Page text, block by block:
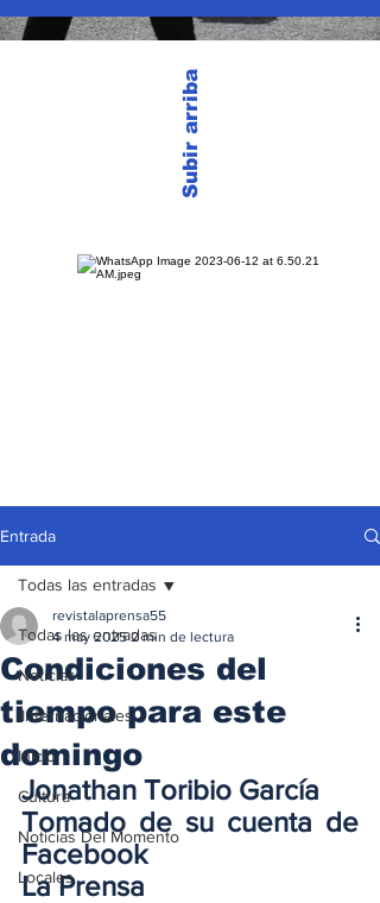
Subir arriba
Entrada
Todas las entradas
Noticias
iInternacionales
Inicio
Cultura
Noticias Del Momento
Locales
Todas las entradas
Condiciones del
tiempo para este
domingo
revistalaprensa55
4 may 2025 2 min de lectura
Jonathan Toribio García
Tomado de su cuenta de
Facebook
La Prensa